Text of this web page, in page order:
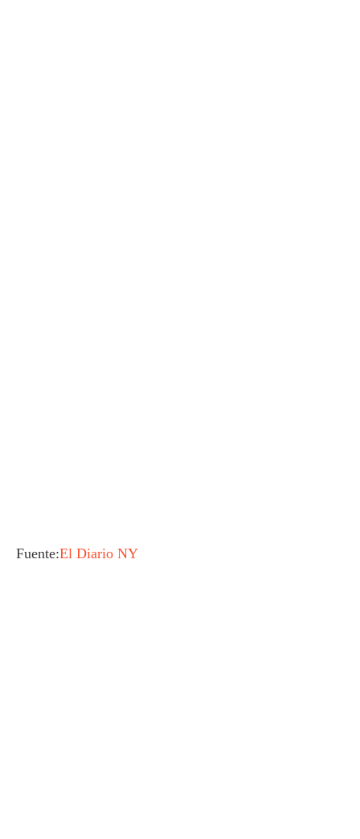
Fuente:El Diario NY